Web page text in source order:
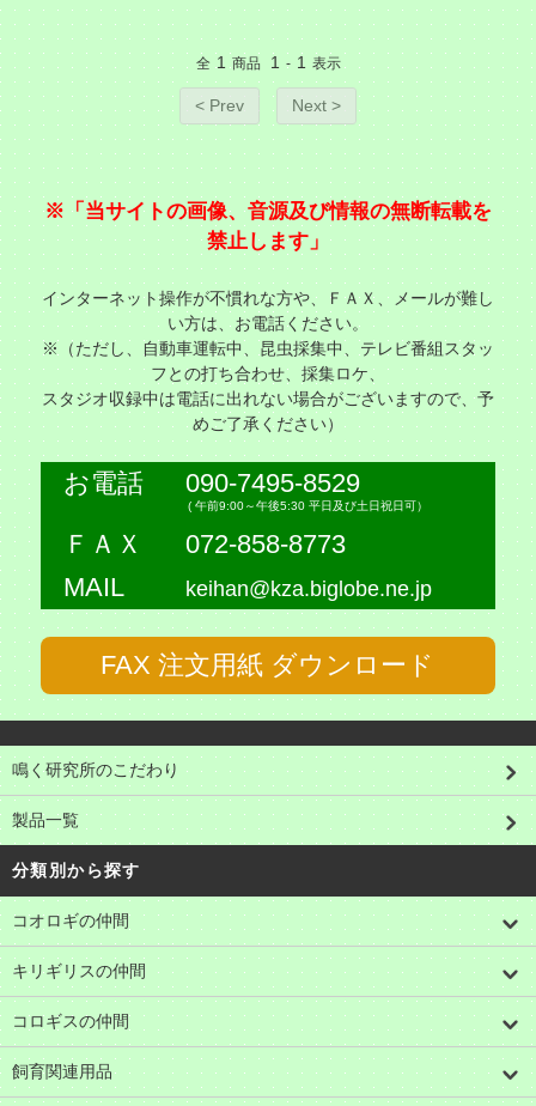
全 1 商品 1 - 1 表示
< Prev Next >
※「当サイトの画像、音源及び情報の無断転載を
禁止します」
インターネット操作が不慣れな方や、ＦＡＸ、メールが難し
い方は、お電話ください。
※（ただし、自動車運転中、昆虫採集中、テレビ番組スタッ
フとの打ち合わせ、採集ロケ、
スタジオ収録中は電話に出れない場合がございますので、予
めご了承ください）
お電話 090-7495-8529
( 午前9:00～午後5:30 平日及び土日祝日可）
ＦＡＸ
072-858-8773
MAIL
keihan@kza.biglobe.ne.jp
FAX 注文用紙 ダウンロード
鳴く研究所のこだわり
製品一覧
分類別から探す
コオロギの仲間
キリギリスの仲間
コロギスの仲間
飼育関連用品